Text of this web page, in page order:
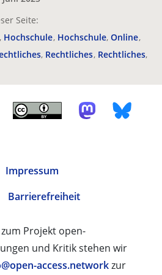
Seite:
Hochschule Hochschule Online
Rechtliches Rechtliches
Impressum
Barrierefreiheit
Projekt open-
und Kritik stehen wir
access.networkzur